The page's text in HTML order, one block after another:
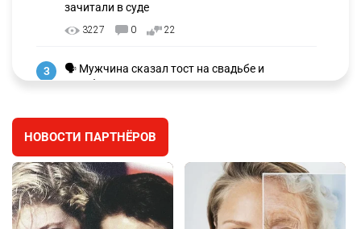
зачитали в суде
3227 0 22
3
🗣 Мужчина сказал тост на свадьбе и
заработал уголовное дело
🐏 Скота больше, а мясо дороже. Почему в
Казахстане продолжают расти цены на
баранину и конину
2675
НОВОСТИ ПАРТНЁРОВ